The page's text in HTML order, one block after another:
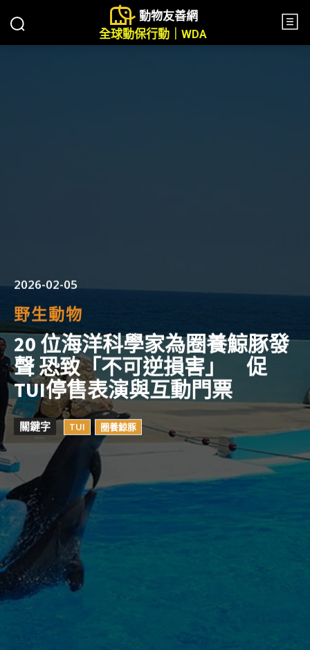
動物友善網
全球動保行動｜WDA
2026-02-05
野生動物
20 位海洋科學家為圈養鯨豚發
聲 恐致「不可逆損害」 促
TUI停售表演與互動門票
關鍵字 TUI 圈養鯨豚